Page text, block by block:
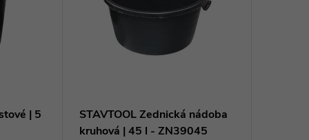
| 5
STAVTOOL Zednická nádoba
kruhová | 45 l - ZN39045